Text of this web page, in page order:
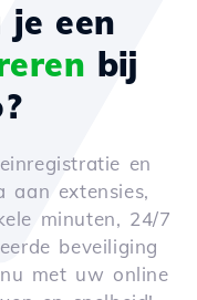
een
bij
en
aan extensies,
minuten, 24/7
beveiliging
met uw online